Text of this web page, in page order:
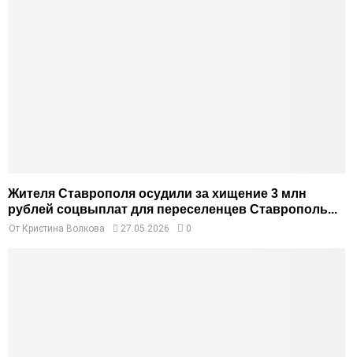
Жителя Ставрополя осудили за хищение 3 млн
рублей соцвыплат для переселенцев Ставрополь...
От Кристина Волкова 27.05.2026 0